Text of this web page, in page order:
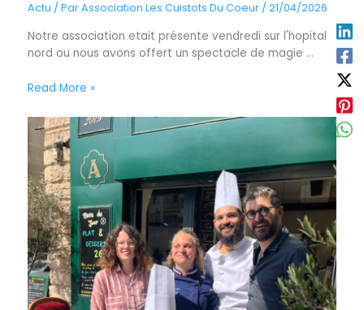
Actu / ParAssociation Les Cuistots Du Coeur /21/04/2026
Notre association etait présente vendredi sur l'hopital
nord ou nous avons offert un spectacle de magie ...
Read More »